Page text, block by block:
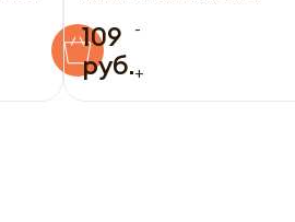
109
руб.
-
+